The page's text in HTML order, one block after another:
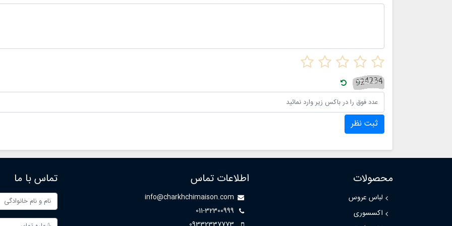
ثبت نظر
محصولات
لباس عروس
اکسسوری
اطلاعات تماس
info@charkhchimaison.com
011-32300999
تماس با ما